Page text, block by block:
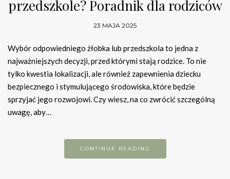
przedszkole? Poradnik dla rodziców
23 MAJA 2025
Wybór odpowiedniego żłobka lub przedszkola to jedna z
najważniejszych decyzji, przed którymi stają rodzice. To nie
tylko kwestia lokalizacji, ale również zapewnienia dziecku
bezpiecznego i stymulującego środowiska, które będzie
sprzyjać jego rozwojowi. Czy wiesz, na co zwrócić szczególną
uwagę, aby…
CONTINUE READING